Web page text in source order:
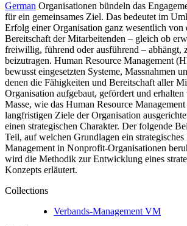
German Organisationen bündeln das
für ein gemeinsames Ziel. Das bedeutet im
Erfolg einer Organisation ganz wesentlich von
Bereitschaft der Mitarbeitenden – gleich ob
freiwillig, führend oder ausführend – abhängt,
beizutragen. Human Resource Management
bewusst eingesetzten Systeme, Massnahmen
denen die Fähigkeiten und Bereitschaft aller
Organisation aufgebaut, gefördert und
Masse, wie das Human Resource
langfristigen Ziele der Organisation
einen strategischen Charakter. Der folgende
Teil, auf welchen Grundlagen ein
Management in Nonprofit-Organisationen
wird die Methodik zur Entwicklung eines
Konzepts erläutert.
Collections
Verbands-Management VM